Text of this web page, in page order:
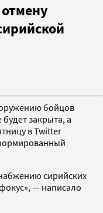
бойцов
закрыта, а
в Twitter
сирийских
— написало